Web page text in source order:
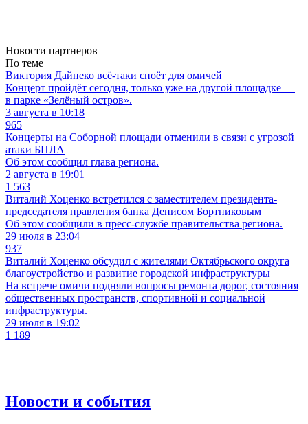
Новости партнеров
По теме
Виктория Дайнеко всё-таки споёт для омичей
Концерт пройдёт сегодня, только уже на другой площадке —
в парке «Зелёный остров».
3 августа в 10:18
965
Концерты на Соборной площади отменили в связи с угрозой
атаки БПЛА
Об этом сообщил глава региона.
2 августа в 19:01
1 563
Виталий Хоценко встретился с заместителем президента-
председателя правления банка Денисом Бортниковым
Об этом сообщили в пресс-службе правительства региона.
29 июля в 23:04
937
Виталий Хоценко обсудил с жителями Октябрьского округа
благоустройство и развитие городской инфраструктуры
На встрече омичи подняли вопросы ремонта дорог, состояния
общественных пространств, спортивной и социальной
инфраструктуры.
29 июля в 19:02
1 189
Новости и события